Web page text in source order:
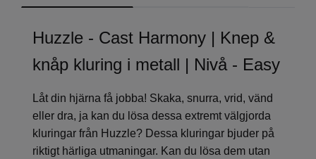
Huzzle - Cast Harmony | Knep &
knåp kluring i metall | Nivå - Easy
Låt din hjärna få jobba! Skaka, snurra, vrid, vänd
eller dra, ja kan du lösa dessa extremt välgjorda
kluringar från Huzzle? Dessa kluringar bjuder på
riktigt härliga utmaningar. Kan du lösa dem utan